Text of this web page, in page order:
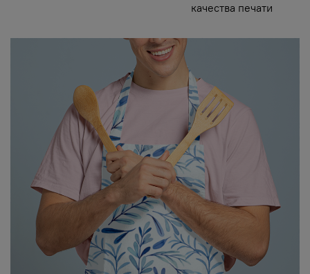
качества печати